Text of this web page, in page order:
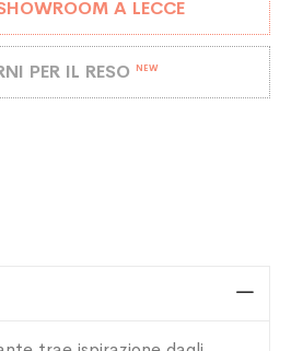
A LECCE
PER IL RESO NEW